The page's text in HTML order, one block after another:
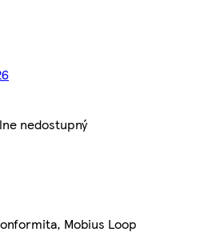
nedostupný
Mobius Loop